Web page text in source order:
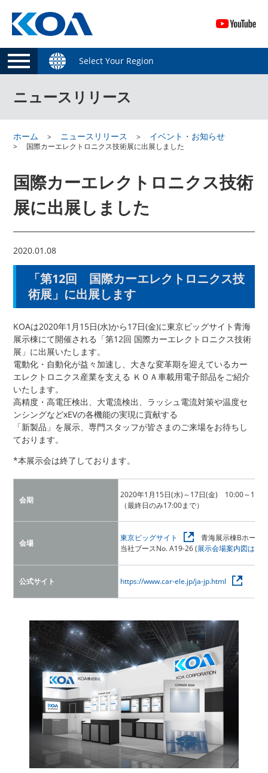
Select Your Region
ニュースリリース
ホーム ニュースリリース イベント・お知らせ
国際カーエレクトロニクス技術展に出展しました
国際カーエレクトロニクス技術
展に出展しました
2020.01.08
「第12回 国際カーエレクトロニクス技
術展」に出展します
KOAは2020年1月15日(水)から17日(金)に東京ビッグサイト青海
展示棟にて開催される「第12回 国際カーエレクトロニクス技術
展」に出展いたします。
電動化・自動化が益々加速し、大きな変革期を迎えているカー
エレクトロニクス産業を支える ＫＯＡ車載用電子部品をご紹介
いたします。
高精度・高電圧検出、大電流検出、ラッシュ電流対策や温度セ
ンシングなどxEVの各機能の実現に貢献する
「新製品」を展示、専門スタッフが皆さまのご来場をお待ちし
ております。
*本展示会は終了しております。
会期
2020年1月15日(水)～17日(金) 10:00～
（最終日のみ17:00まで）
会場
東京ビッグサイト
青海展示棟Bホール
当社ブースNo. A19-26 (展示会場案内図はこ
公式サイト https://www.car-ele.jp/ja-jp.html